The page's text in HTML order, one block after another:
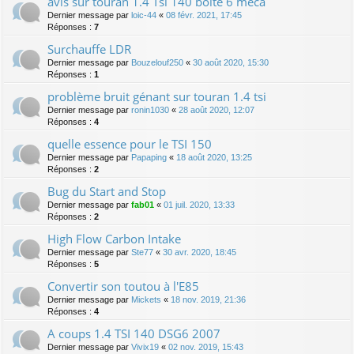
Dernier message par loic-44 « 08 févr. 2021, 17:45
Réponses : 7
Surchauffe LDR
Dernier message par Bouzelouf250 « 30 août 2020, 15:30
Réponses : 1
problème bruit génant sur touran 1.4 tsi
Dernier message par ronin1030 « 28 août 2020, 12:07
Réponses : 4
quelle essence pour le TSI 150
Dernier message par Papaping « 18 août 2020, 13:25
Réponses : 2
Bug du Start and Stop
Dernier message par fab01 « 01 juil. 2020, 13:33
Réponses : 2
High Flow Carbon Intake
Dernier message par Ste77 « 30 avr. 2020, 18:45
Réponses : 5
Convertir son toutou à l'E85
Dernier message par Mickets « 18 nov. 2019, 21:36
Réponses : 4
A coups 1.4 TSI 140 DSG6 2007
Dernier message par Vivix19 « 02 nov. 2019, 15:43